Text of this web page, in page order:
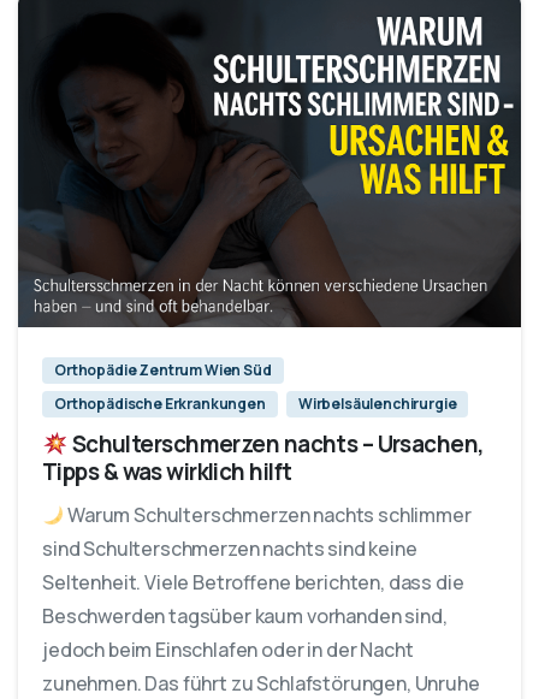
Orthopädie Zentrum Wien Süd
Orthopädische Erkrankungen
Wirbelsäulenchirurgie
Schulterschmerzen nachts – Ursachen,
Tipps & was wirklich hilft
Warum Schulterschmerzen nachts schlimmer
sind Schulterschmerzen nachts sind keine
Seltenheit. Viele Betroffene berichten, dass die
Beschwerden tagsüber kaum vorhanden sind,
jedoch beim Einschlafen oder in der Nacht
zunehmen. Das führt zu Schlafstörungen, Unruhe